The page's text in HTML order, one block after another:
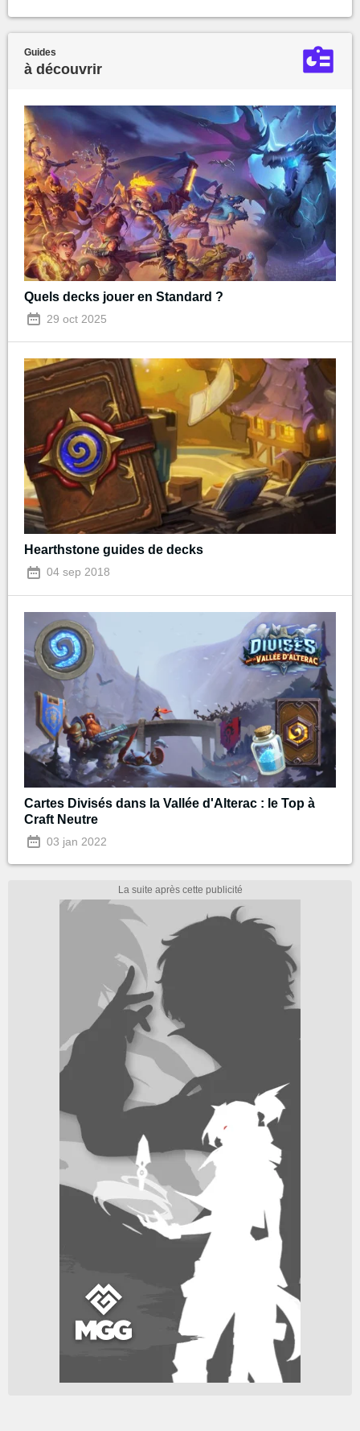
Guides
à découvrir
Quels decks jouer en Standard ?
29 oct 2025
Hearthstone guides de decks
04 sep 2018
Cartes Divisés dans la Vallée d'Alterac : le Top à
Craft Neutre
03 jan 2022